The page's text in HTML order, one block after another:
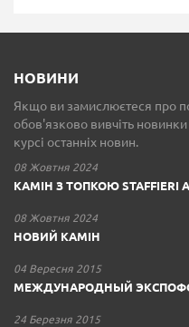
НОВИНИ
Якщо ви замислюєтеся про
обов'язково вивчіть новинки
курсі останніх новин.
08 Жовтня 2024
КАМІН З ТОПКОЮ STAFFIERI
08 Жовтня 2024
НОВИЙ КАМІН
04 Вересня 2015
МЕЖДУНАРОДНЫЙ
24 Березня 2015